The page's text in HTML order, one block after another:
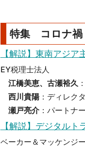
特集 コロナ禍
【解説】東南アジ
EY税理士法人
江橋美恵、古瀬裕久
西川貴陽：ディレク
瀬戸亮介：パートナ
【解説】デジタル
ベーカー＆マッケンジ